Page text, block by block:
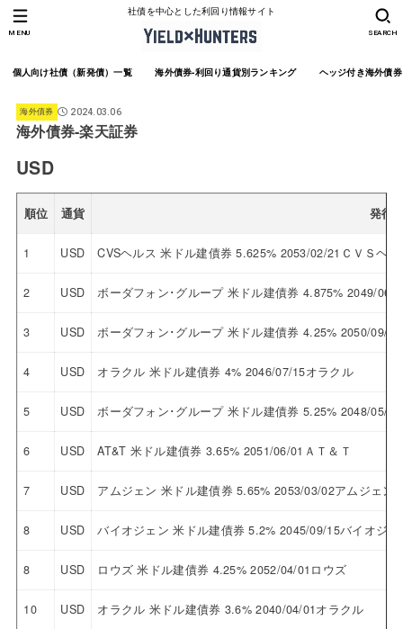
社債を中心とした利回り情報サイト
個人向け社債（新発債）一覧 海外債券-利回り通貨別ランキング ヘッジ付き海外債
SEARCH
MENU
海外債券 2024.03.06
海外債券-楽天証券
USD
順位 通貨 発行
1 USD CVSヘルス 米ドル建債券 5.625% 2053/02/21ＣＶＳヘル
2 USD ボーダフォン･グループ 米ドル建債券 4.875% 2049/06/
3 USD ボーダフォン･グループ 米ドル建債券 4.25% 2050/09/
4 USD オラクル 米ドル建債券 4% 2046/07/15オラクル
5 USD ボーダフォン･グループ 米ドル建債券 5.25% 2048/05/
6 USD AT&T 米ドル建債券 3.65% 2051/06/01ＡＴ＆Ｔ
7 USD アムジェン 米ドル建債券 5.65% 2053/03/02アムジェン
8 USD バイオジェン 米ドル建債券 5.2% 2045/09/15バイオジェ
8 USD ロウズ 米ドル建債券 4.25% 2052/04/01ロウズ
10 USD オラクル 米ドル建債券 3.6% 2040/04/01オラクル